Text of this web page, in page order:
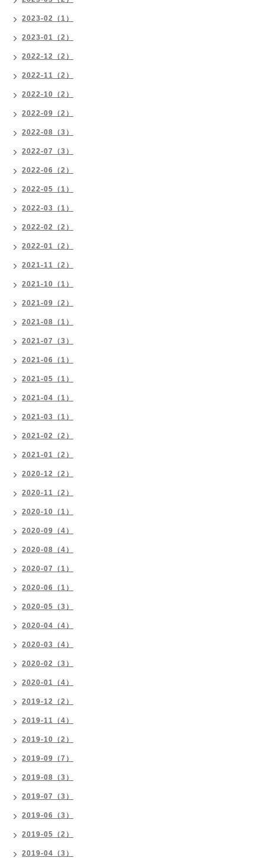
2023-02（1）
2023-01（2）
2022-12（2）
2022-11（2）
2022-10（2）
2022-09（2）
2022-08（3）
2022-07（3）
2022-06（2）
2022-05（1）
2022-03（1）
2022-02（2）
2022-01（2）
2021-11（2）
2021-10（1）
2021-09（2）
2021-08（1）
2021-07（3）
2021-06（1）
2021-05（1）
2021-04（1）
2021-03（1）
2021-02（2）
2021-01（2）
2020-12（2）
2020-11（2）
2020-10（1）
2020-09（4）
2020-08（4）
2020-07（1）
2020-06（1）
2020-05（3）
2020-04（4）
2020-03（4）
2020-02（3）
2020-01（4）
2019-12（2）
2019-11（4）
2019-10（2）
2019-09（7）
2019-08（3）
2019-07（3）
2019-06（3）
2019-05（2）
2019-04（3）